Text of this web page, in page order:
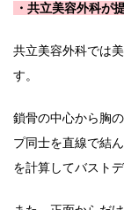
・共立美容外科が
共立美容外科では
す。
鎖骨の中心から胸
プ同士を直線で結
を計算してバスト